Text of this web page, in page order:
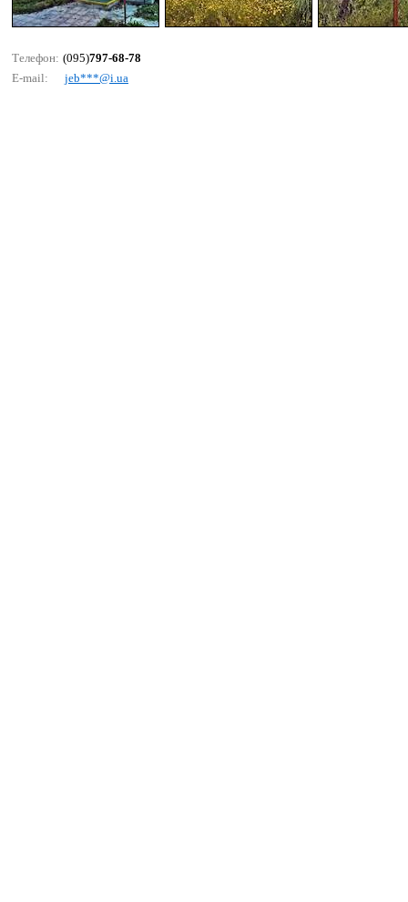
Телефон: (095)797-68-78
E-mail:
jеb***@i.uа